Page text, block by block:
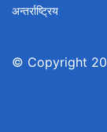
अन्तर्राष्ट्रिय
© Copyright